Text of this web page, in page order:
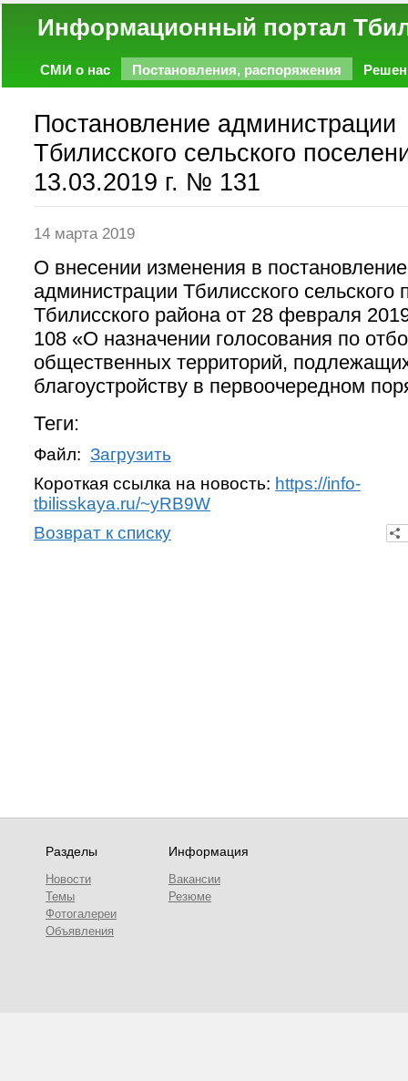
Информационный
СМИ о нас Постановления, распоряжения
Постановление администрации
Тбилисского сельского
13.03.2019 г. № 131
14 марта 2019
О внесении изменения в постановление
администрации Тбилисского сельского
Тбилисского района от 28 февраля
108 «О назначении голосования по
общественных территорий,
благоустройству в первоочередном
Теги:
Файл: Загрузить
Короткая ссылка на новость: https://info-
tbilisskaya.ru/~yRB9W
Возврат к списку
Разделы
Новости
Темы
Фотогалереи
Объявления
Информация
Вакансии
Резюме